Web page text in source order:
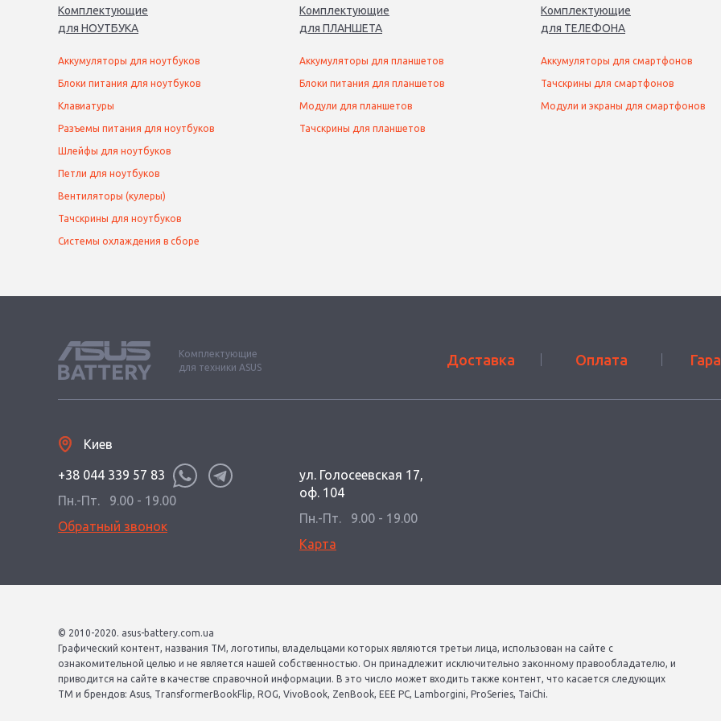
Комплектующие
для НОУТБУКА
Аккумуляторы для ноутбуков
Блоки питания для ноутбуков
Клавиатуры
Разъемы питания для ноутбуков
Шлейфы для ноутбуков
Петли для ноутбуков
Вентиляторы (кулеры)
Тачскрины для ноутбуков
Системы охлаждения в сборе
Комплектующие
для ПЛАНШЕТА
Аккумуляторы для планшетов
Блоки питания для планшетов
Модули для планшетов
Тачскрины для планшетов
Комплектующие
для ТЕЛЕФОНА
Аккумуляторы для смартфонов
Тачскрины для смартфонов
Модули и экраны для смартфонов
Комплектующие
для техники ASUS
Доставка Оплата
Киев
+38 044 339 57 83
Пн.-Пт.
9.00 - 19.00
Обратный звонок
ул. Голосеевская 17,
оф. 104
Пн.-Пт.
9.00 - 19.00
Карта
© 2010-2020. asus-battery.com.ua
Графический контент, названия ТМ, логотипы, владельцами которых являются третьи лица, использован на сайте с
ознакомительной целью и не является нашей собственностью. Он принадлежит исключительно законному правообладателю, и
приводится на сайте в качестве справочной информации. В это число может входить также контент, что касается следующих
ТМ и брендов: Asus, TransformerBookFlip, ROG, VivoBook, ZenBook, EEE PC, Lamborgini, ProSeries, TaiChi.